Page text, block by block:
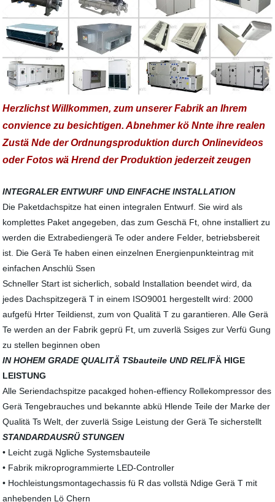
Herzlichst Willkommen, zum unserer Fabrik an Ihrem
convience zu besichtigen. Abnehmer kö Nnte ihre realen
Zustä Nde der Ordnungsproduktion durch Onlinevideos
oder Fotos wä Hrend der Produktion jederzeit zeugen
INTEGRALER ENTWURF UND EINFACHE INSTALLATION
Die Paketdachspitze hat einen integralen Entwurf. Sie wird als
komplettes Paket angegeben, das zum Geschä Ft, ohne installiert zu
werden die Extrabediengerä Te oder andere Felder, betriebsbereit
ist. Die Gerä Te haben einen einzelnen Energienpunkteintrag mit
einfachen Anschlü Ssen
Schneller Start ist sicherlich, sobald Installation beendet wird, da
jedes Dachspitzegerä T in einem ISO9001 hergestellt wird: 2000
aufgefü Hrter Teildienst, zum von Qualitä T zu garantieren. Alle Gerä
Te werden an der Fabrik geprü Ft, um zuverlä Ssiges zur Verfü Gung
zu stellen beginnen oben
IN HOHEM GRADE QUALITÄ TSbauteile UND RELIFÄ HIGE
LEISTUNG
Alle Seriendachspitze pacakged hohen-effiency Rollekompressor des
Gerä Tengebrauches und bekannte abkü Hlende Teile der Marke der
Qualitä Ts Welt, der zuverlä Ssige Leistung der Gerä Te sicherstellt
STANDARDAUSRÜ STUNGEN
• Leicht zugä Ngliche Systemsbauteile
• Fabrik mikroprogrammierte LED-Controller
• Hochleistungsmontagechassis fü R das vollstä Ndige Gerä T mit
anhebenden Lö Chern